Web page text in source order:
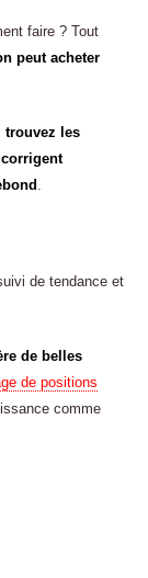
faire ? Tout
peut acheter
trouvez les
.
de tendance et
de belles
de positions
comme